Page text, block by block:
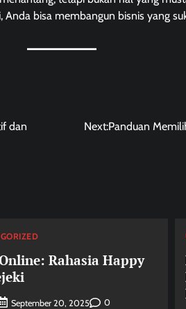
bisa membangun bisnis yang
dan
Next:Panduan
Rahasia Happy
September 20, 2025 0